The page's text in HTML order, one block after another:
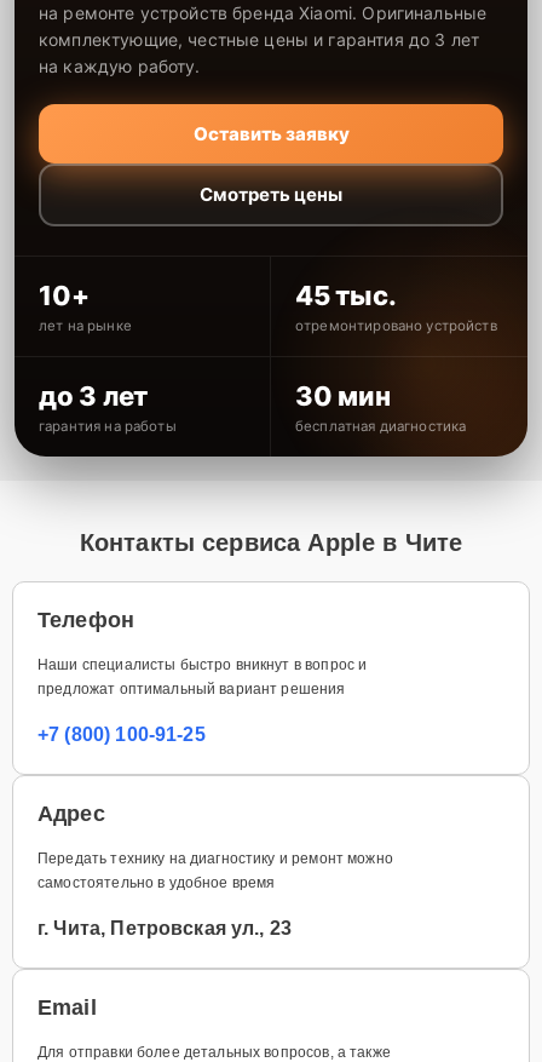
на ремонте устройств бренда Xiaomi. Оригинальные
комплектующие, честные цены и гарантия до 3 лет
на каждую работу.
Оставить заявку
Смотреть цены
10+
лет на рынке
45 тыс.
отремонтировано устройств
до 3 лет
гарантия на работы
30 мин
бесплатная диагностика
Контакты сервиса Apple в Чите
Телефон
Наши специалисты быстро вникнут в вопрос и
предложат оптимальный вариант решения
+7 (800) 100-91-25
Адрес
Передать технику на диагностику и ремонт можно
самостоятельно в удобное время
г. Чита, Петровская ул., 23
Email
Для отправки более детальных вопросов, а также